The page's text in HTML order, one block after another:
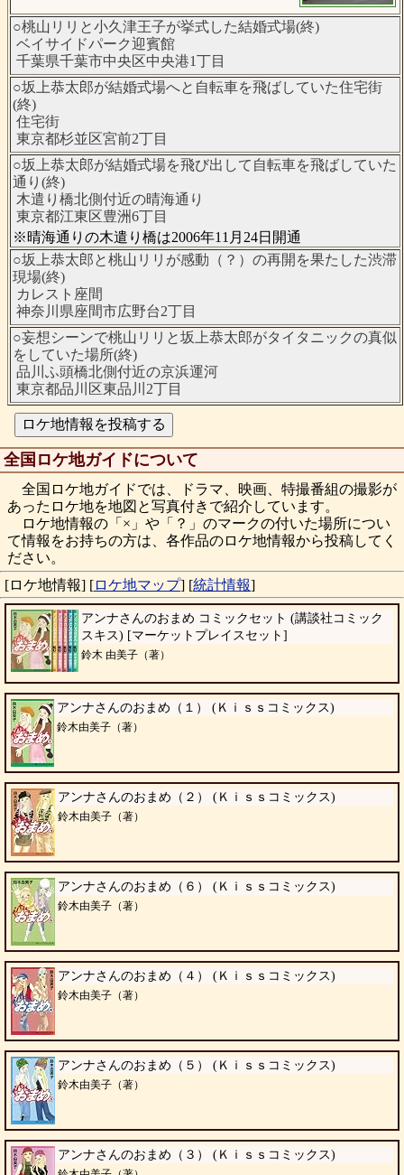
○桃山リリと小久津王子が挙式した結婚式場(終)
ベイサイドパーク迎賓館
千葉県千葉市中央区中央港1丁目
○坂上恭太郎が結婚式場へと自転車を飛ばしていた住宅街
(終)
住宅街
東京都杉並区宮前2丁目
○坂上恭太郎が結婚式場を飛び出して自転車を飛ばしていた
通り(終)
木遣り橋北側付近の晴海通り
東京都江東区豊洲6丁目
※晴海通りの木遣り橋は2006年11月24日開通
○坂上恭太郎と桃山リリが感動（？）の再開を果たした渋滞
現場(終)
カレスト座間
神奈川県座間市広野台2丁目
○妄想シーンで桃山リリと坂上恭太郎がタイタニックの真似
をしていた場所(終)
品川ふ頭橋北側付近の京浜運河
東京都品川区東品川2丁目
全国ロケ地ガイドについて
全国ロケ地ガイドでは、ドラマ、映画、特撮番組の撮影が
あったロケ地を地図と写真付きで紹介しています。
ロケ地情報の「×」や「？」のマークの付いた場所につい
て情報をお持ちの方は、各作品のロケ地情報から投稿してく
ださい。
[ロケ地情報] [ロケ地マップ] [統計情報]
アンナさんのおまめ コミックセット (講談社コミック
スキス) [マーケットプレイスセット]
鈴木 由美子（著）
アンナさんのおまめ（１） (Ｋｉｓｓコミックス)
鈴木由美子（著）
アンナさんのおまめ（２） (Ｋｉｓｓコミックス)
鈴木由美子（著）
アンナさんのおまめ（６） (Ｋｉｓｓコミックス)
鈴木由美子（著）
アンナさんのおまめ（４） (Ｋｉｓｓコミックス)
鈴木由美子（著）
アンナさんのおまめ（５） (Ｋｉｓｓコミックス)
鈴木由美子（著）
アンナさんのおまめ（３） (Ｋｉｓｓコミックス)